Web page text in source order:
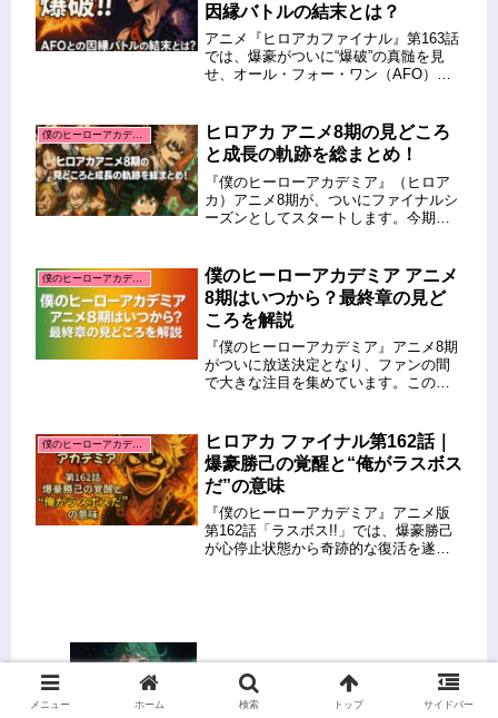
因縁バトルの結末とは？
アニメ『ヒロアカファイナル』第163話
では、爆豪がついに“爆破”の真髄を見
せ、オール・フォー・ワン（AFO）と
してワン・フォー・オール誕生の裏側
までが描かれ、まさにシリー...
僕のヒーローアカデミア
ヒロアカ アニメ8期の見どころ
と成長の軌跡を総まとめ！
『僕のヒーローアカデミア』（ヒロア
カ）アニメ8期が、ついにファイナルシ
ーズンとしてスタートします。今期で
ーマードスーツを纏ったオールマイト
など、見逃せない見どころが満載で
す...
僕のヒーローアカデミア
僕のヒーローアカデミア アニメ
8期はいつから？最終章の見ど
ころを解説
『僕のヒーローアカデミア』アニメ8期
がついに放送決定となり、ファンの間
で大きな注目を集めています。この記
作」というキーワードで検索する方に
向けて、放送開始日や最終章の内
容、...
僕のヒーローアカデミア
ヒロアカ ファイナル第162話｜
爆豪勝己の覚醒と“俺がラスボス
だ”の意味
『僕のヒーローアカデミア』アニメ版
第162話「ラスボス!!」では、爆豪勝己
が心停止状態から奇跡的な復活を遂
アニメ【ワンパンマン】で描かれるタ
ツマキの弱点と心の傷とは？
メニュー ホーム 検索 トップ サイドバー